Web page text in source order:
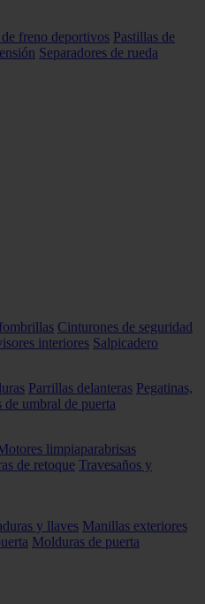
freno deportivos Pastillas de
Separadores de rueda
Cinturones de seguridad
interiores Salpicadero
Parrillas delanteras Pegatinas,
de umbral de puerta
limpiaparabrisas
de retoque Travesaños y
y llaves Manillas exteriores
Molduras de puerta